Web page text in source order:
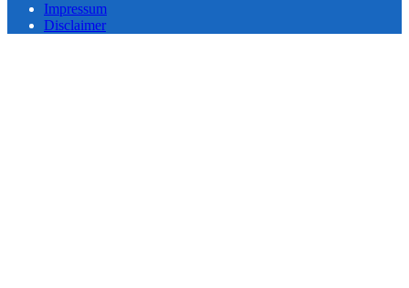
Impressum
Disclaimer